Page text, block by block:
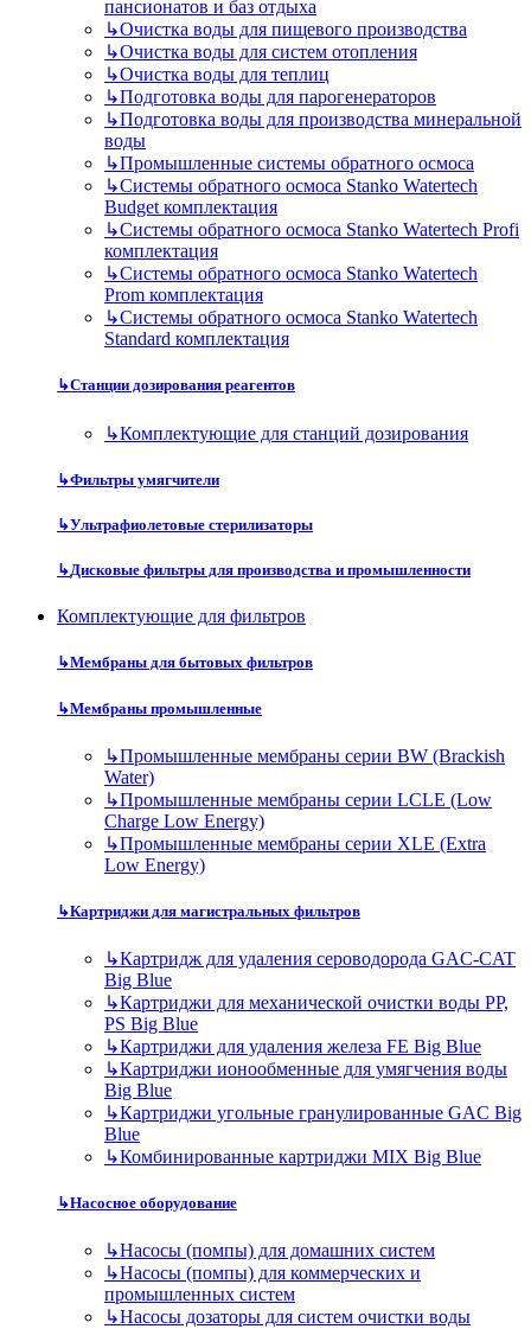
пансионатов и баз отдыха
↳Очистка воды для пищевого производства
↳Очистка воды для систем отопления
↳Очистка воды для теплиц
↳Подготовка воды для парогенераторов
↳Подготовка воды для производства минеральной
воды
↳Промышленные системы обратного осмоса
↳Системы обратного осмоса Stanko Watertech
Budget комплектация
↳Системы обратного осмоса Stanko Watertech Profi
комплектация
↳Системы обратного осмоса Stanko Watertech
Prom комплектация
↳Системы обратного осмоса Stanko Watertech
Standard комплектация
↳Станции дозирования реагентов
↳Комплектующие для станций дозирования
↳Фильтры умягчители
↳Ультрафиолетовые стерилизаторы
↳Дисковые фильтры для производства и промышленности
Комплектующие для фильтров
↳Мембраны для бытовых фильтров
↳Мембраны промышленные
↳Промышленные мембраны серии BW (Brackish
Water)
↳Промышленные мембраны серии LCLE (Low
Charge Low Energy)
↳Промышленные мембраны серии XLE (Extra
Low Energy)
↳Картриджи для магистральных фильтров
↳Картридж для удаления сероводорода GAC-CAT
Big Blue
↳Картриджи для механической очистки воды PP,
PS Big Blue
↳Картриджи для удаления железа FE Big Blue
↳Картриджи ионообменные для умягчения воды
Big Blue
↳Картриджи угольные гранулированные GAC Big
Blue
↳Комбинированные картриджи MIX Big Blue
↳Насосное оборудование
↳Насосы (помпы) для домашних систем
↳Насосы (помпы) для коммерческих и
промышленных систем
↳Насосы дозаторы для систем очистки воды